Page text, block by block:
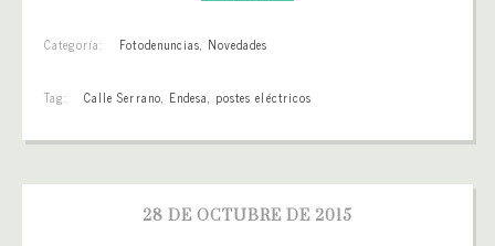
Categoría: Fotodenuncias, Novedades
Tag: Calle Serrano, Endesa, postes eléctricos
28 DE OCTUBRE DE 2015